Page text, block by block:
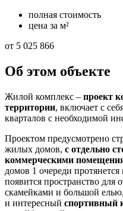
полная стоимость
цена за м²
от 5 025 866
Об этом объекте
Жилой комплекс – проект
территории, включает с
кварталов с необходимой
Проектом предусмотрено
жилых домов, с отдельно
коммерческими
домов 1 очереди протянется
появится пространство
скамейками и большой елью,
и интересный спортивный